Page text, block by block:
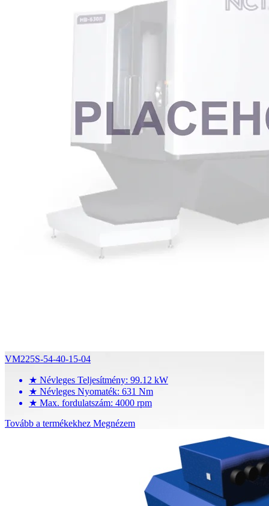
VM225S-54-40-15-04
★ Névleges Teljesítmény: 99.12 kW
★ Névleges Nyomaték: 631 Nm
★ Max. fordulatszám: 4000 rpm
Tovább a termékekhez Megnézem